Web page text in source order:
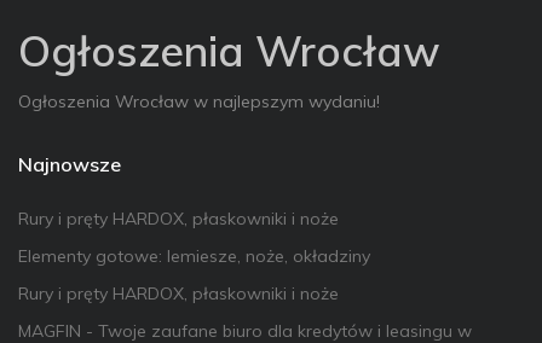
Ogłoszenia Wrocław
Ogłoszenia Wrocław w najlepszym wydaniu!
Najnowsze
Rury i pręty HARDOX, płaskowniki i noże
Elementy gotowe: lemiesze, noże, okładziny
Rury i pręty HARDOX, płaskowniki i noże
MAGFIN - Twoje zaufane biuro dla kredytów i leasingu w